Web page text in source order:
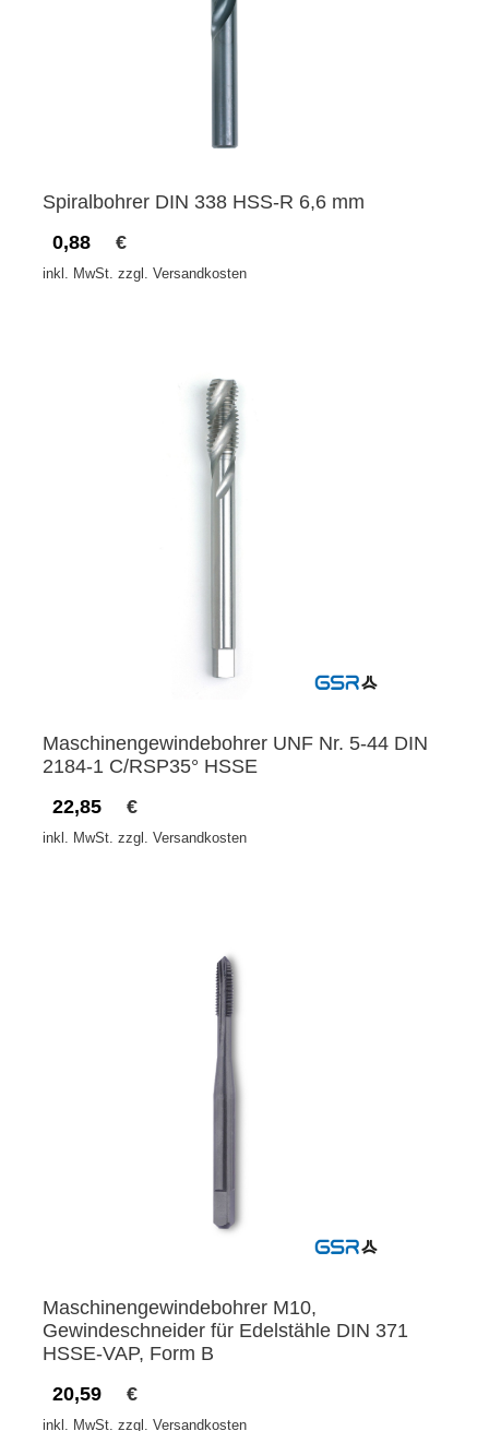
Spiralbohrer DIN 338 HSS-R 6,6 mm
0,88
€
inkl. MwSt. zzgl. Versandkosten
Maschinengewindebohrer UNF Nr. 5-44 DIN
2184-1 C/RSP35° HSSE
22,85
€
inkl. MwSt. zzgl. Versandkosten
Maschinengewindebohrer M10,
Gewindeschneider für Edelstähle DIN 371
HSSE-VAP, Form B
20,59
€
inkl. MwSt. zzgl. Versandkosten